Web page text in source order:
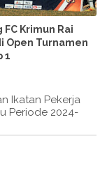
Krimun Rai
Open Turnamen
1
Ikatan Pekerja
Periode 2024-